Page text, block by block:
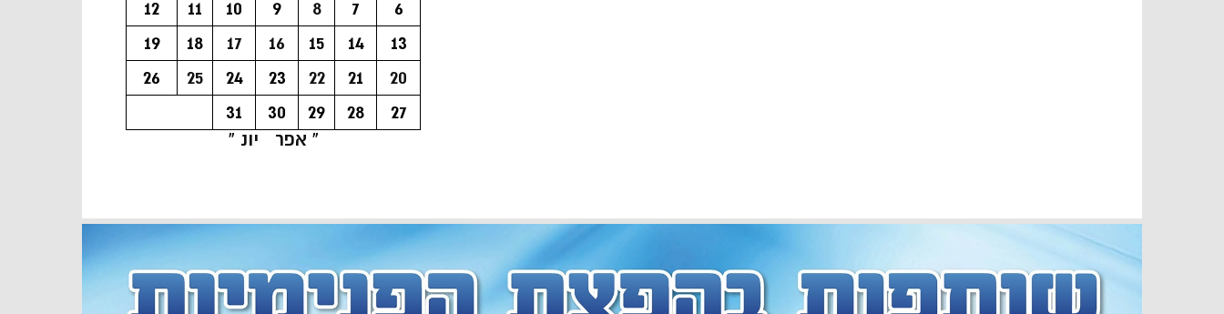
6
7
8
9
10
11
12
13
14
15
16
17
18
19
20
21
22
23
24
25
26
27
28
29
30
31
« אפר
יונ »